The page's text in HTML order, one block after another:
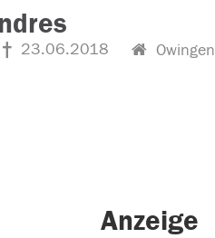
23.06.2018 Owingen
Anzeige